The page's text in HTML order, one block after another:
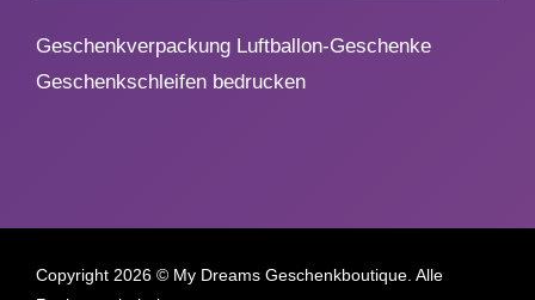
Kontakt
Geschenkverpackung Luftballon-Geschenke
Geschenkschleifen bedrucken
Copyright 2026 © My Dreams Geschenkboutique. Alle